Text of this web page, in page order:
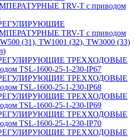
TRV-T с приводом
TRV-T с приводом
(31), TW1001 (32), TW3000 (33)
ТРЕХХОДОВЫЕ
TSL-1600-25-1-230-IP67
ТРЕХХОДОВЫЕ
TSL-1600-25-1-230-IP68
ТРЕХХОДОВЫЕ
TSL-1600-25-1-230-IP69
ТРЕХХОДОВЫЕ
TSL-1600-25-1-230-IP70
ТРЕХХОДОВЫЕ